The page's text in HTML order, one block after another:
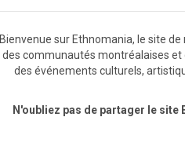
Bienvenue sur Ethnomania, le site
des communautés montréalaises
des événements culturels,
N'oubliez pas de partager le
ACCUEIL ÉVÉNEMENTS